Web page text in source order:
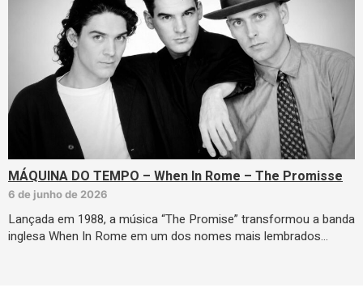
MÁQUINA DO TEMPO – When In Rome – The Promisse
6 de junho de 2026
Lançada em 1988, a música “The Promise” transformou a banda
inglesa When In Rome em um dos nomes mais lembrados…